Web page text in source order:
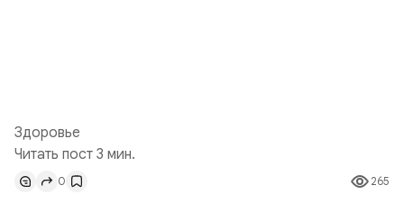
Здоровье
Читать пост 3 мин.
265
0